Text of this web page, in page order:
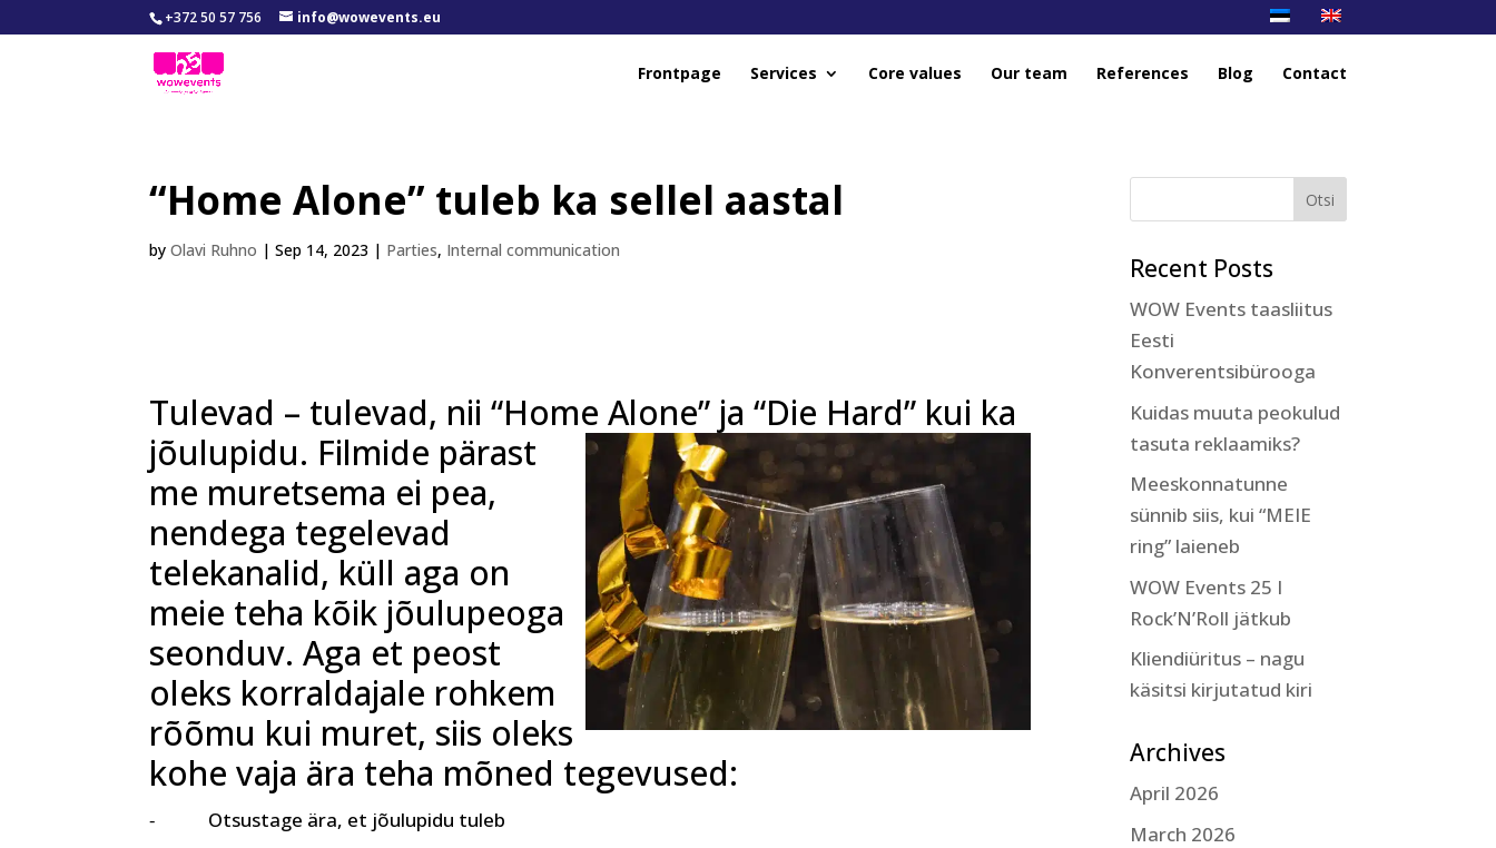
+372 50 57 756 info@wowevents.eu
Frontpage Services Core values Our team References Blog Contact
“Home Alone” tuleb ka sellel aastal
byOlavi Ruhno |Sep 14, 2023 | Parties, Internal communication
Tulevad – tulevad, nii “Home Alone” ja “Die Hard” kui ka
jõulupidu. Filmide pärast
me muretsema ei pea,
nendega tegelevad
telekanalid, küll aga on
meie teha kõik jõulupeoga
seonduv. Aga et peost
oleks korraldajale rohkem
rõõmu kui muret, siis oleks
kohe vaja ära teha mõned tegevused:
⁃ Otsustage ära, et jõulupidu tuleb
Recent Posts
WOW Events taasliitus
Eesti
Konverentsibürooga
Kuidas muuta peokulud
tasuta reklaamiks?
Meeskonnatunne
sünnib siis, kui “MEIE
ring” laieneb
WOW Events 25 I
Rock’N’Roll jätkub
Kliendiüritus – nagu
käsitsi kirjutatud kiri
Archives
April 2026
March 2026